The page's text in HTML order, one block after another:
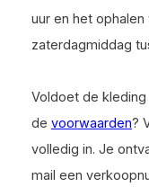
uur en het
zaterdagmiddag
Voldoet de
de voorwaarden?
volledig in. Je
mail een